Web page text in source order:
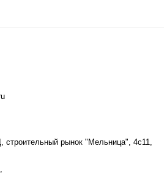
рынок "Мельница", 4с11,